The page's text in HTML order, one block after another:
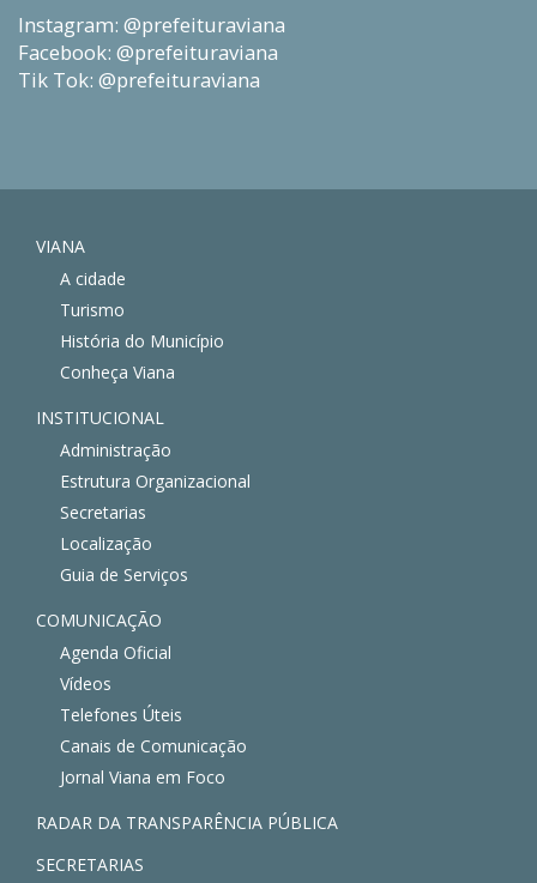
Instagram: @prefeituraviana
Facebook: @prefeituraviana
Tik Tok: @prefeituraviana
VIANA
A cidade
Turismo
História do Município
Conheça Viana
INSTITUCIONAL
Administração
Estrutura Organizacional
Secretarias
Localização
Guia de Serviços
COMUNICAÇÃO
Agenda Oficial
Vídeos
Telefones Úteis
Canais de Comunicação
Jornal Viana em Foco
RADAR DA TRANSPARÊNCIA PÚBLICA
SECRETARIAS